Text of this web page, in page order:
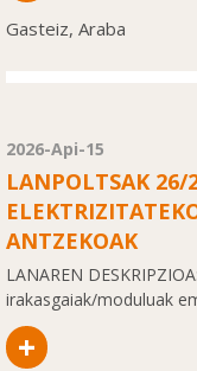
Gasteiz, Araba
2026-Api-15
LANPOLTSAK 26/
ANTZEKOAK
LANAREN
irakasgaiak/moduluak
+